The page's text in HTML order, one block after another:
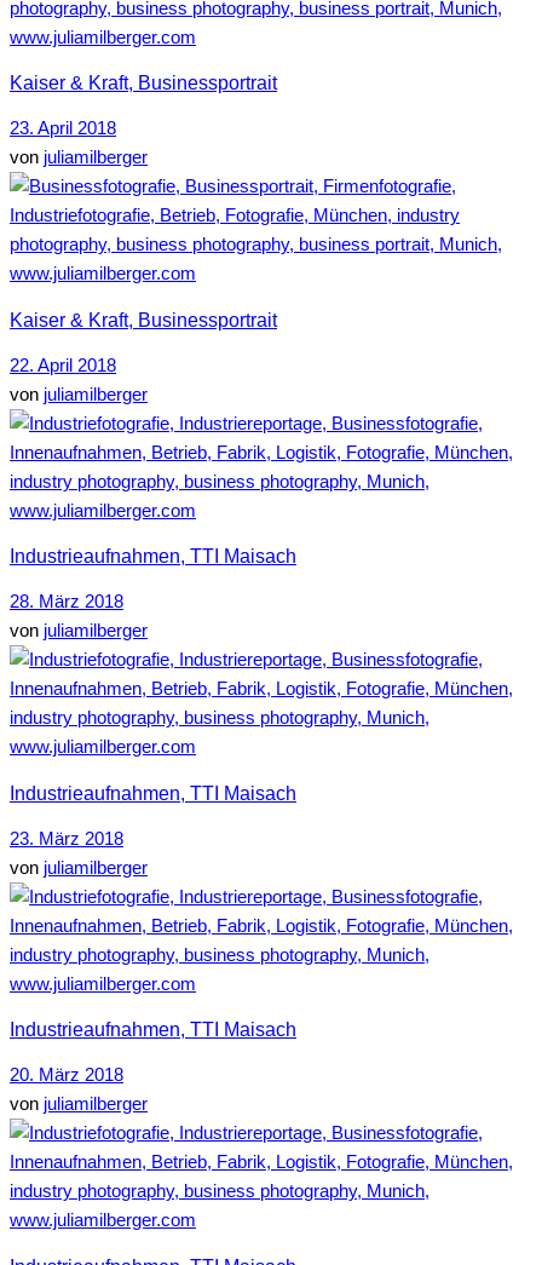
Kaiser & Kraft, Businessportrait
23. April 2018
von juliamilberger
Kaiser & Kraft, Businessportrait
22. April 2018
von juliamilberger
Industrieaufnahmen, TTI Maisach
28. März 2018
von juliamilberger
Industrieaufnahmen, TTI Maisach
23. März 2018
von juliamilberger
Industrieaufnahmen, TTI Maisach
20. März 2018
von juliamilberger